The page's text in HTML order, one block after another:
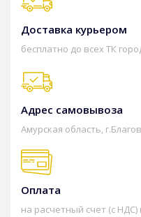
Доставка курьером
бесплатно до всех ТК
Адрес самовывоза
Амурская область,
Оплата
на расчетный счет (с